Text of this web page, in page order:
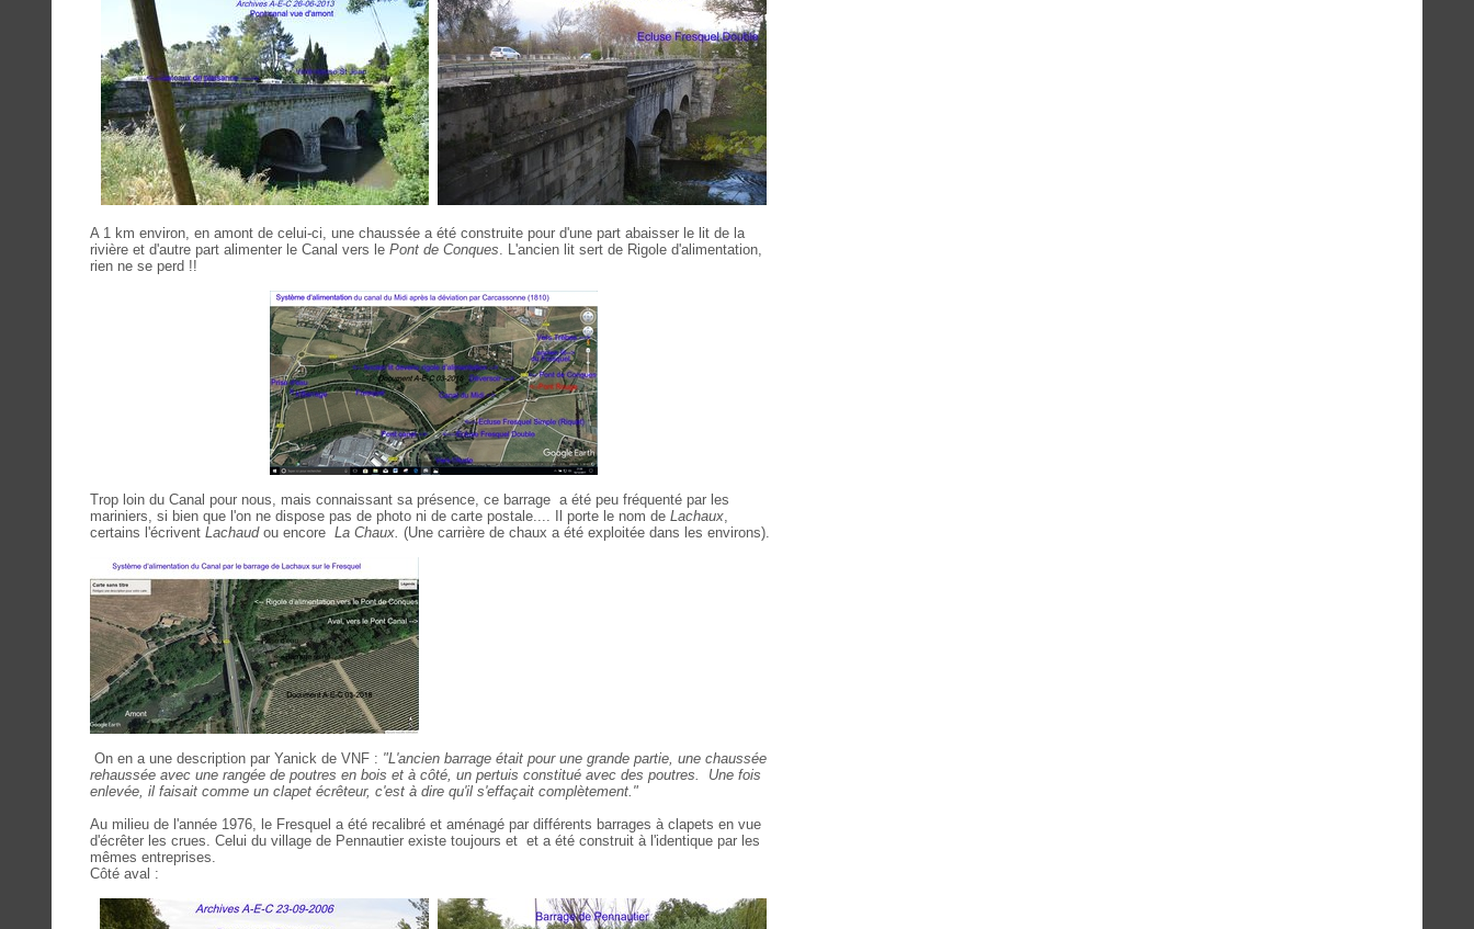
A 1 km environ, en amont de celui-ci, une chaussée a été construite pour d'une part abaisser le lit de la
rivière et d'autre part alimenter le Canal vers le Pont de Conques . L'ancien lit sert de Rigole d'alimentation,
rien ne se perd !!
Trop loin du Canal pour nous, mais connaissant sa présence, ce barrage a été peu fréquenté par les
mariniers, si bien que l'on ne dispose pas de photo ni de carte postale.... Il porte le nom de Lachaux
certains l'écrivent Lachaudou encore La Chaux. (Une carrière de chaux a été exploitée dans les environs).
On en a une description par Yanick de VNF : "L'ancien barrage était pour une grande partie, une chaussée
rehaussée avec une rangée de poutres en bois et à côté, un pertuis constitué avec des poutres. Une fois
enlevée, il faisait comme un clapet écrêteur, c'est à dire qu'il s'effaçait complètement."
Au milieu de l'année 1976, le Fresquel a été recalibré et aménagé par différents barrages à clapets en vue
d'écrêter les crues. Celui du village de Pennautier existe toujours et et a été construit à l'identique par les
mêmes entreprises.
Côté aval :